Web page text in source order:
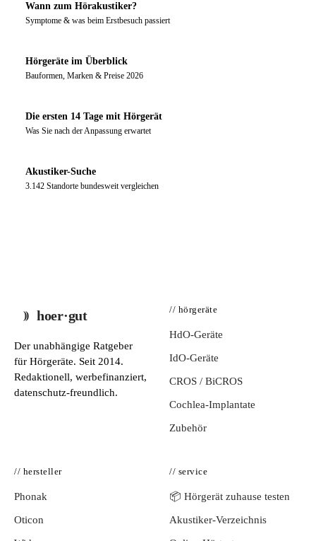
Wann zum Hörakustiker?
Symptome & was beim Erstbesuch passiert
Hörgeräte im Überblick
Bauformen, Marken & Preise 2026
Die ersten 14 Tage mit Hörgerät
Was Sie nach der Anpassung erwartet
Akustiker-Suche
3.142 Standorte bundesweit vergleichen
hoer·gut
Der unabhängige Ratgeber
für Hörgeräte. Seit 2014.
Redaktionell, werbefinanziert,
datenschutz-freundlich.
// hörgeräte
HdO-Geräte
IdO-Geräte
CROS / BiCROS
Cochlea-Implantate
Zubehör
// hersteller
Phonak
Oticon
// service
📦 Hörgerät zuhause testen
Akustiker-Verzeichnis